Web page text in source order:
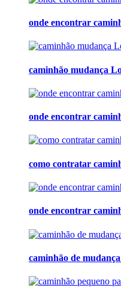
onde encontrar
caminhão mudança
onde encontrar
como contratar
onde encontrar
caminhão de